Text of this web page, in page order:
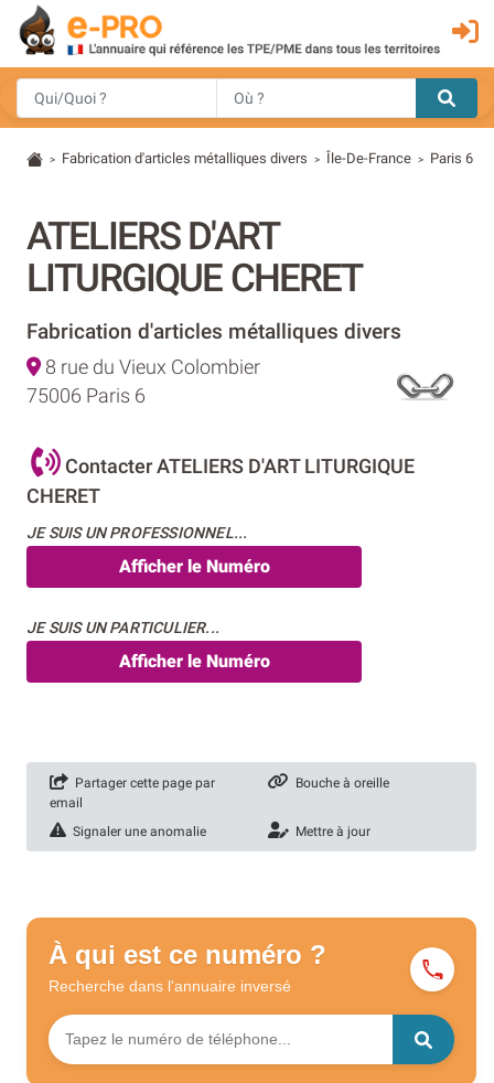
> Fabrication d'articles métalliques divers > Île-De-France > Paris 6
ATELIERS D'ART
LITURGIQUE CHERET
Fabrication d'articles métalliques divers
8 rue du Vieux Colombier
75006 Paris 6
Contacter ATELIERS D'ART LITURGIQUE
CHERET
JE SUIS UN PROFESSIONNEL...
Afficher le Numéro
JE SUIS UN PARTICULIER...
Afficher le Numéro
Partager cette page par
email
Bouche à oreille
Signaler une anomalie Mettre à jour
À qui est ce numéro ?
Recherche dans l'annuaire inversé